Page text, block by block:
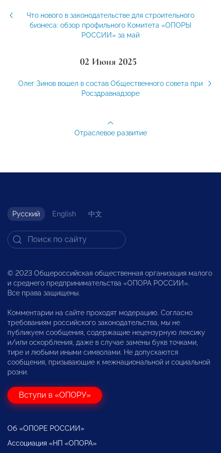
Что нового в законодательстве для строительного
бизнеса: обзор профильного Комитета «ОПОРЫ
РОССИИ» за май
02 Июня 2025
Олег Зинов вошел в состав Общественного совета при
Росздравнадзоре
Отраслевое развитие
Русский English 中文
© 2023 Общероссийская общественная организация малого
и среднего предпринимательства «ОПОРА РОССИИ».
Все права защищены.
Комментарии на сайте проходят модерацию. Согласно
требованиям российского законодательства, мы не
публикуем сообщения, содержащие нецензурную лексику
и/или оскорбления, даже в случае замены букв точками,
тире и любыми иными символами. Не допускаются
сообщения, призывающие к межнациональной и социальной
розни.
Вступи в «ОПОРУ»
Об «ОПОРЕ РОССИИ»
Ассоциация «НП «ОПОРА»